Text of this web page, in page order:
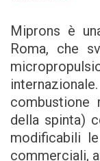
Miprons è
Roma, che
combustione
della spinta)
modificabili
commerciali,